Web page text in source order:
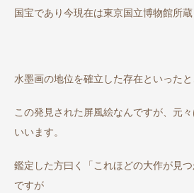
国宝であり今現在は東京国立博物館所蔵
水墨画の地位を確立した存在といった
この発見された屏風絵なんですが、元
いいます。
鑑定した方曰く「これほどの大作が見
ですが